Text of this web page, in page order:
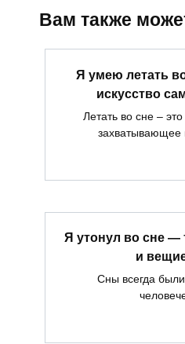
Вам также
Я умею летать
искусство
Летать во сне –
захватывающее
Я утонул во сне —
и
Сны всегда